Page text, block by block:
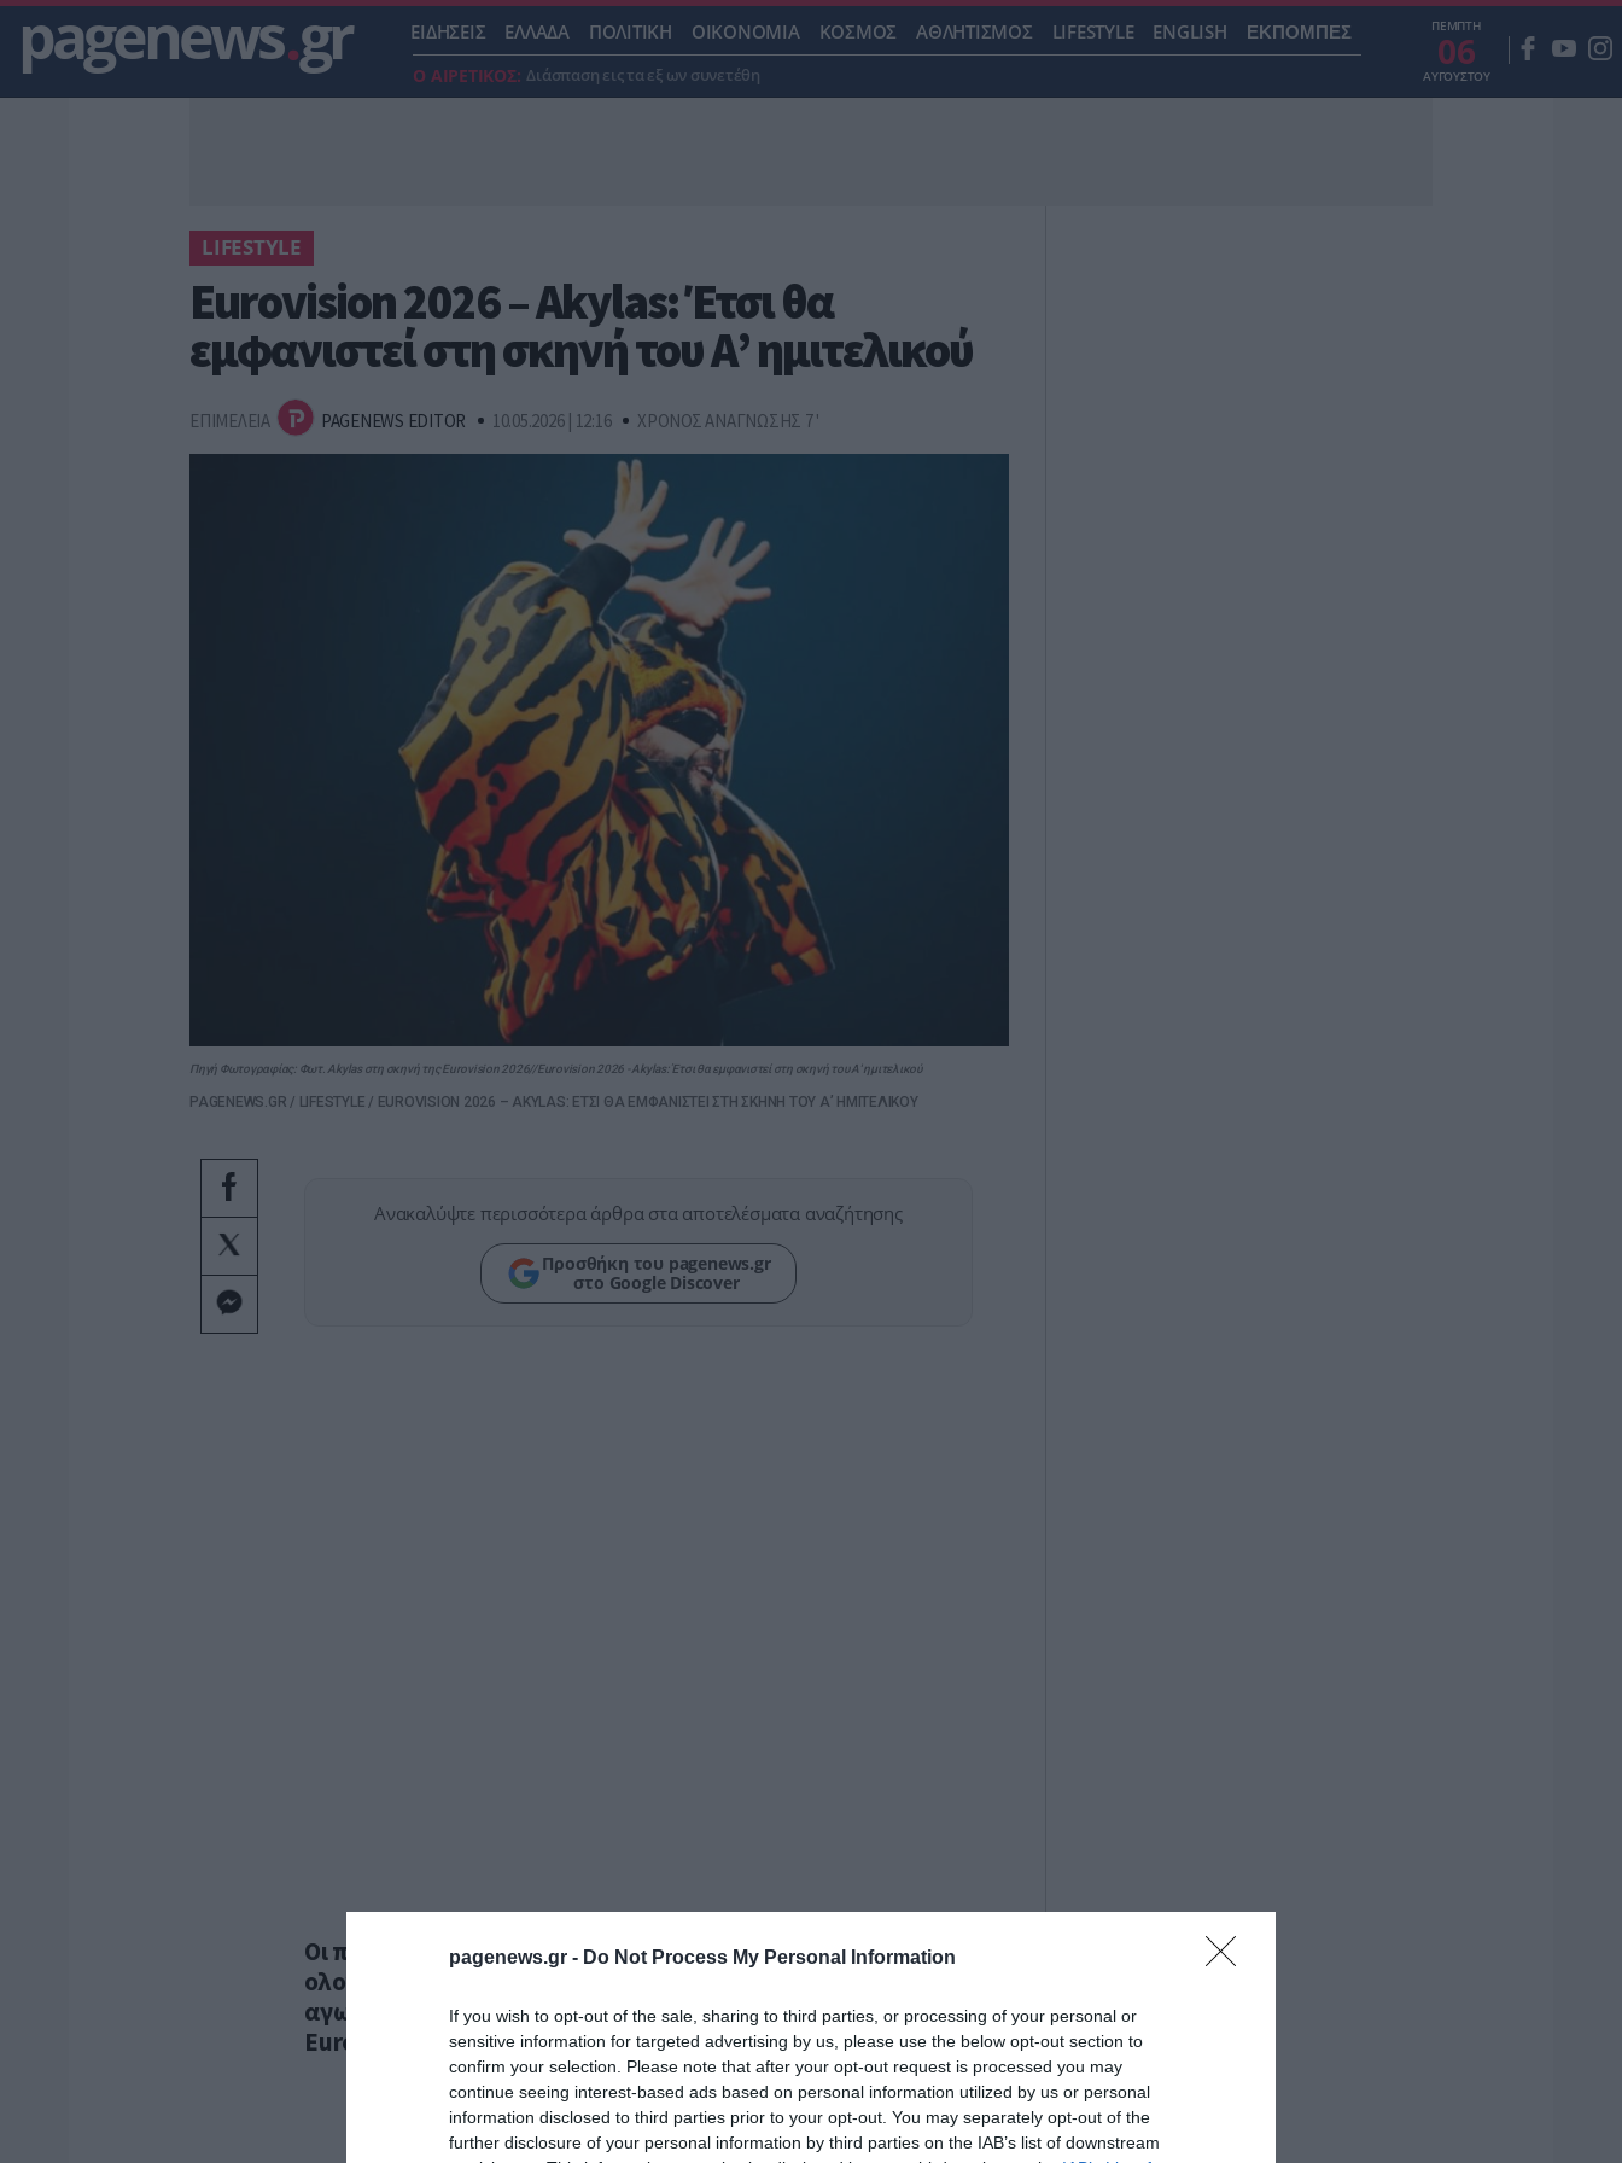
pagenews.gr - Do Not Process My Personal Information
If you wish to opt-out of the sale, sharing to third parties, or processing of your personal or
sensitive information for targeted advertising by us, please use the below opt-out section to
confirm your selection. Please note that after your opt-out request is processed you may
continue seeing interest-based ads based on personal information utilized by us or personal
information disclosed to third parties prior to your opt-out. You may separately opt-out of the
further disclosure of your personal information by third parties on the IAB’s list of downstream
pagenews.gr ΕΙΔΗΣΕΙΣ ΕΛΛΑΔΑ ΠΟΛΙΤΙΚΗ ΟΙΚΟΝΟΜΙΑ ΚΟΣΜΟΣ ΑΘΛΗΤΙΣΜΟΣ LIFESTYLE ENGLISH ΕΚΠΟΜΠΕΣ
Ο ΑΙΡΕΤΙΚΟΣ: Διάσπαση εις τα εξ ων συνετέθη
ΠΕΜΠΤΗ
06
ΑΥΓΟΥΣΤΟΥ
LIFESTYLE
Eurovision 2026 – Akylas: Έτσι θα
εμφανιστεί στη σκηνή του Α’ ημιτελικού
ΕΠΙΜΕΛΕΙΑ PAGENEWS EDITOR 10.05.2026 | 12:16 ΧΡΟΝΟΣ ΑΝΑΓΝΩΣΗΣ 7 '
Πηγή Φωτογραφίας: Φωτ. Akylas στη σκηνή της Eurovision 2026//Eurovision 2026 - Akylas: Έτσι θα εμφανιστεί στη σκηνή του Α' ημιτελικού
PAGENEWS.GR / LIFESTYLE / EUROVISION 2026 – AKYLAS: ΕΤΣΙ ΘΑ ΕΜΦΑΝΙΣΤΕΙ ΣΤΗ ΣΚΗΝΗ ΤΟΥ Α’ ΗΜΙΤΕΛΙΚΟΥ
Ανακαλύψτε περισσότερα άρθρα στα αποτελέσματα αναζήτησης
Προσθήκη του pagenews.gr
στο Google Discover
Οι πρόβες έχουν μπει στην τελική ευθεία, οι αποστολές
ολοκληρώνουν τις τελευταίες προετοιμασίες τους και η
αγωνία κορυφώνεται για την επίσημη έναρξη της
Eurovision 2026